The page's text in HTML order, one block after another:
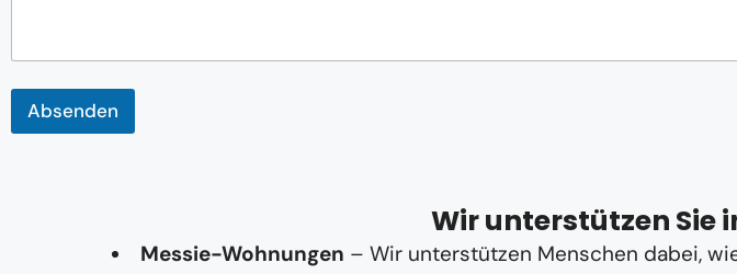
Absenden
Wir unterstützen Sie
Messie-Wohnungen – Wir unterstützen Menschen dabei,